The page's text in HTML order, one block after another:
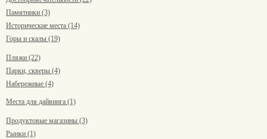
Памятники (3)
Исторические места (14)
Горы и скалы (19)
Пляжи (22)
Парки, скверы (4)
Набережные (4)
Места для дайвинга (1)
Продуктовые магазины (3)
Рынки (1)